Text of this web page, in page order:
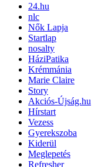
24.hu
nlc
Nők Lapja
Startlap
nosalty
HáziPatika
Krémmánia
Marie Claire
Story
Akciós-Újság.hu
Hírstart
Vezess
Gyerekszoba
Kiderül
Meglepetés
Refresher